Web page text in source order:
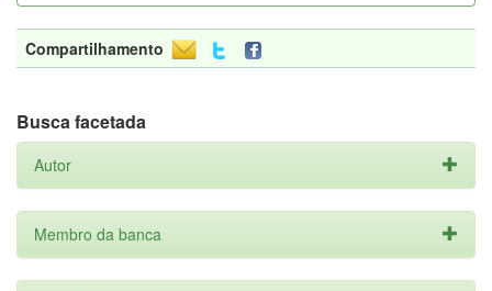
Compartilhamento
Busca facetada
Autor
Membro da banca